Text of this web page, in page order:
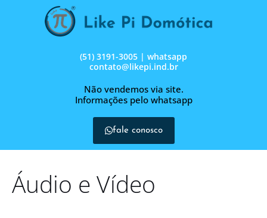
(51) 3191-3005 | whatsapp
contato@likepi.ind.br
Não vendemos via site.
Informações pelo whatsapp
fale conosco
Áudio e Vídeo